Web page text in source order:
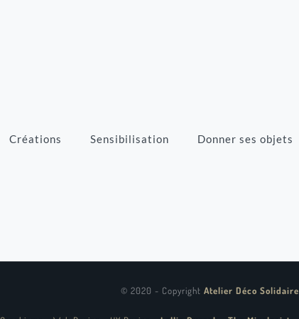
Créations Sensibilisation Donner ses objets
© 2020 - Copyright Atelier Déco Solidaire